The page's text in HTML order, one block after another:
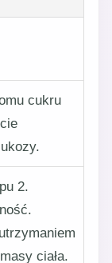
cukru
2.
ciała.